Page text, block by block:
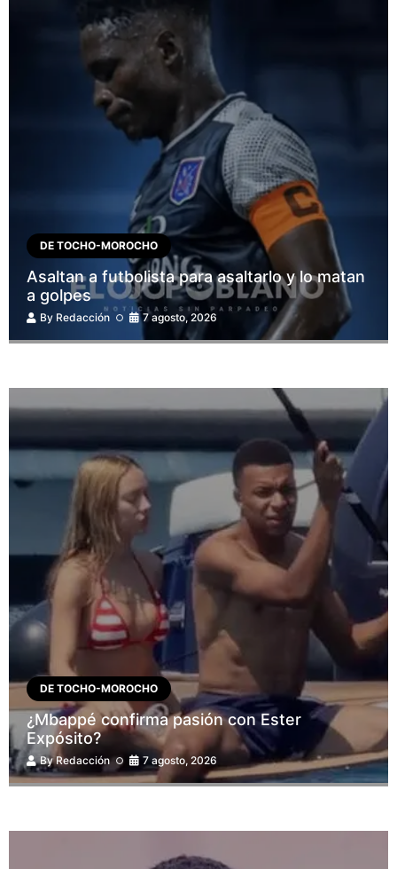
DE TOCHO-MOROCHO
Asaltan a futbolista para asaltarlo y lo matan
a golpes
By Redacción 7 agosto, 2026
DE TOCHO-MOROCHO
¿Mbappé confirma pasión con Ester
Expósito?
ByRedacción 7 agosto, 2026